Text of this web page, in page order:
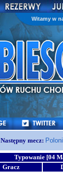
Witamy w
Następny mecz:
Typowanie [04
Gracz